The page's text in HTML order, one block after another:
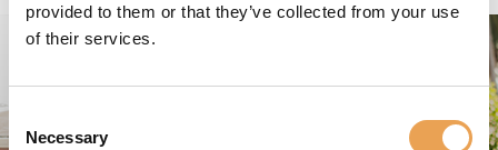
provided to them or that they’ve collected from your use
of their services.
Consent
Selection
Necessary